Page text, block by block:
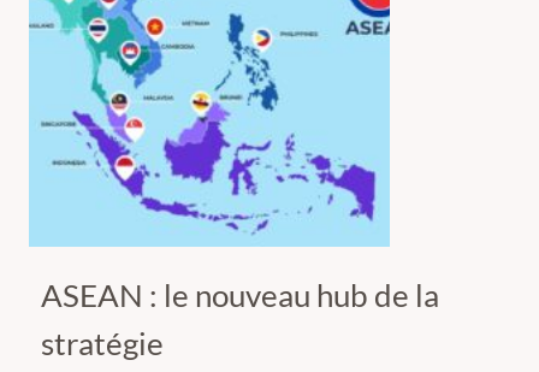
ASEAN : le nouveau hub de la
stratégie